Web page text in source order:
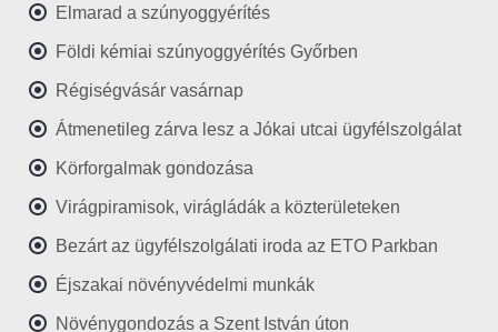
Elmarad a szúnyoggyérítés
Földi kémiai szúnyoggyérítés Győrben
Régiségvásár vasárnap
Átmenetileg zárva lesz a Jókai utcai ügyfélszolgálat
Körforgalmak gondozása
Virágpiramisok, virágládák a közterületeken
Bezárt az ügyfélszolgálati iroda az ETO Parkban
Éjszakai növényvédelmi munkák
Növénygondozás a Szent István úton